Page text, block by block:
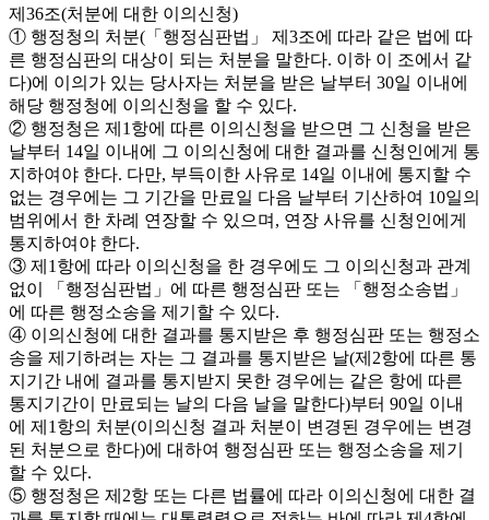
제36조(처분에 대한 이의신청)
① 행정청의 처분(「행정심판법」 제3조에 따라 같은 법에 따
른 행정심판의 대상이 되는 처분을 말한다. 이하 이 조에서 같
다)에 이의가 있는 당사자는 처분을 받은 날부터 30일 이내에
해당 행정청에 이의신청을 할 수 있다.
② 행정청은 제1항에 따른 이의신청을 받으면 그 신청을 받은
날부터 14일 이내에 그 이의신청에 대한 결과를 신청인에게 통
지하여야 한다. 다만, 부득이한 사유로 14일 이내에 통지할 수
없는 경우에는 그 기간을 만료일 다음 날부터 기산하여 10일의
범위에서 한 차례 연장할 수 있으며, 연장 사유를 신청인에게
통지하여야 한다.
③ 제1항에 따라 이의신청을 한 경우에도 그 이의신청과 관계
없이 「행정심판법」에 따른 행정심판 또는 「행정소송법」
에 따른 행정소송을 제기할 수 있다.
④ 이의신청에 대한 결과를 통지받은 후 행정심판 또는 행정소
송을 제기하려는 자는 그 결과를 통지받은 날(제2항에 따른 통
지기간 내에 결과를 통지받지 못한 경우에는 같은 항에 따른
통지기간이 만료되는 날의 다음 날을 말한다)부터 90일 이내
에 제1항의 처분(이의신청 결과 처분이 변경된 경우에는 변경
된 처분으로 한다)에 대하여 행정심판 또는 행정소송을 제기
할 수 있다.
⑤ 행정청은 제2항 또는 다른 법률에 따라 이의신청에 대한 결